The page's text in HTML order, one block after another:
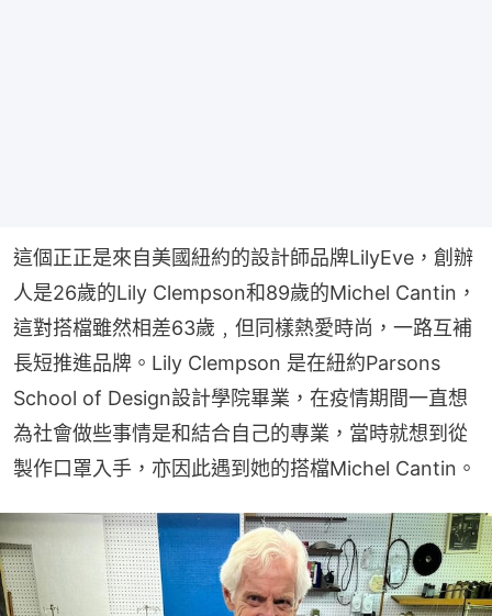
這個正正是來自美國紐約的設計師品牌LilyEve，創辦
人是26歲的Lily Clempson和89歲的Michel Cantin，
這對搭檔雖然相差63歲﹐但同樣熱愛時尚，一路互補
長短推進品牌。Lily Clempson 是在紐約Parsons
School of Design設計學院畢業，在疫情期間一直想
為社會做些事情是和結合自己的專業，當時就想到從
製作口罩入手，亦因此遇到她的搭檔Michel Cantin。